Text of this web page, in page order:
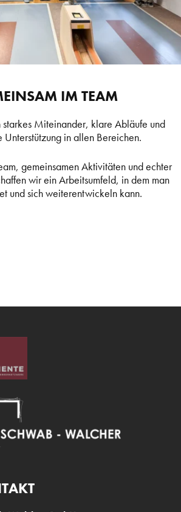
IM TEAM
Miteinander, klare Abläufe und
Unterstützung in allen Bereichen.
gemeinsamen Aktivitäten und echter
wir ein Arbeitsumfeld, in dem man
und sich weiterentwickeln kann.